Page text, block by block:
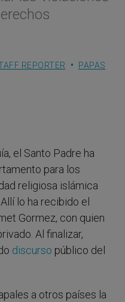
REPORTER PAPAS
el Santo Padre ha
para los
religiosa islámica
lo ha recibido el
Gormez, con quien
Al finalizar,
discurso público del
a otros países la